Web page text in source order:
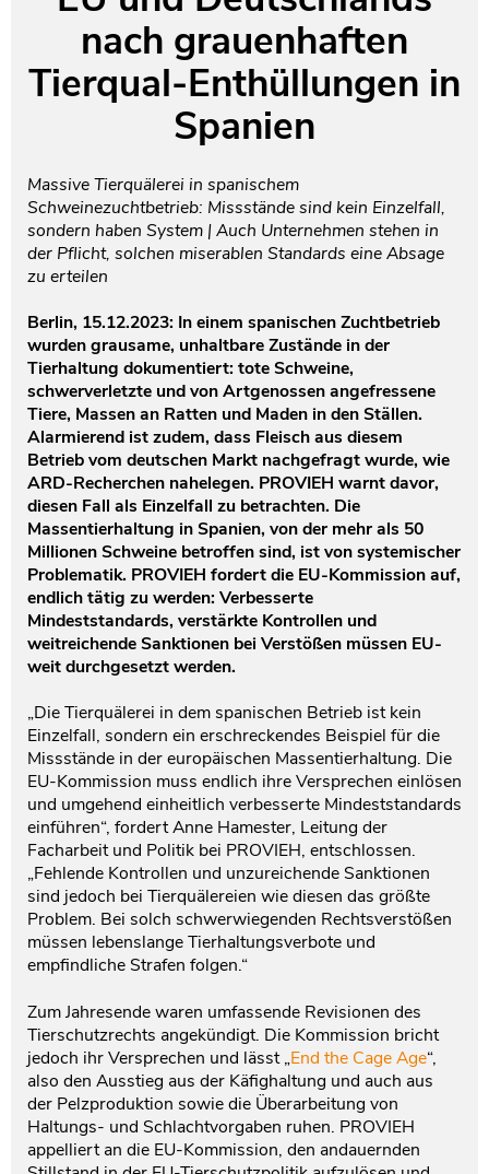
nach grauenhaften
Tierqual-Enthüllungen in
Spanien
Massive Tierquälerei in spanischem
Schweinezuchtbetrieb: Missstände sind kein Einzelfall,
sondern haben System | Auch Unternehmen stehen in
der Pflicht, solchen miserablen Standards eine Absage
zu erteilen
Berlin, 15.12.2023: In einem spanischen Zuchtbetrieb
wurden grausame, unhaltbare Zustände in der
Tierhaltung dokumentiert: tote Schweine,
schwerverletzte und von Artgenossen angefressene
Tiere, Massen an Ratten und Maden in den Ställen.
Alarmierend ist zudem, dass Fleisch aus diesem
Betrieb vom deutschen Markt nachgefragt wurde, wie
ARD-Recherchen nahelegen. PROVIEH warnt davor,
diesen Fall als Einzelfall zu betrachten. Die
Massentierhaltung in Spanien, von der mehr als 50
Millionen Schweine betroffen sind, ist von systemischer
Problematik. PROVIEH fordert die EU-Kommission auf,
endlich tätig zu werden: Verbesserte
Mindeststandards, verstärkte Kontrollen und
weitreichende Sanktionen bei Verstößen müssen EU-
weit durchgesetzt werden.
„Die Tierquälerei in dem spanischen Betrieb ist kein
Einzelfall, sondern ein erschreckendes Beispiel für die
Missstände in der europäischen Massentierhaltung. Die
EU-Kommission muss endlich ihre Versprechen einlösen
und umgehend einheitlich verbesserte Mindeststandards
einführen“, fordert Anne Hamester, Leitung der
Facharbeit und Politik bei PROVIEH, entschlossen.
„Fehlende Kontrollen und unzureichende Sanktionen
sind jedoch bei Tierquälereien wie diesen das größte
Problem. Bei solch schwerwiegenden Rechtsverstößen
müssen lebenslange Tierhaltungsverbote und
empfindliche Strafen folgen.“
Zum Jahresende waren umfassende Revisionen des
Tierschutzrechts angekündigt. Die Kommission bricht
jedoch ihr Versprechen und lässt „End the Cage Age“,
also den Ausstieg aus der Käfighaltung und auch aus
der Pelzproduktion sowie die Überarbeitung von
Haltungs- und Schlachtvorgaben ruhen. PROVIEH
appelliert an die EU-Kommission, den andauernden
Testament und Nachlass
Netzwerk- und Kooperationspartner